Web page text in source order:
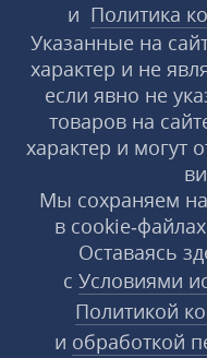
и Политика
Указанные на
характер и не
если явно не
товаров на
характер и могут
Мы сохраняем
в
Оставаясь
с Условиями
Политикой
и обработкой